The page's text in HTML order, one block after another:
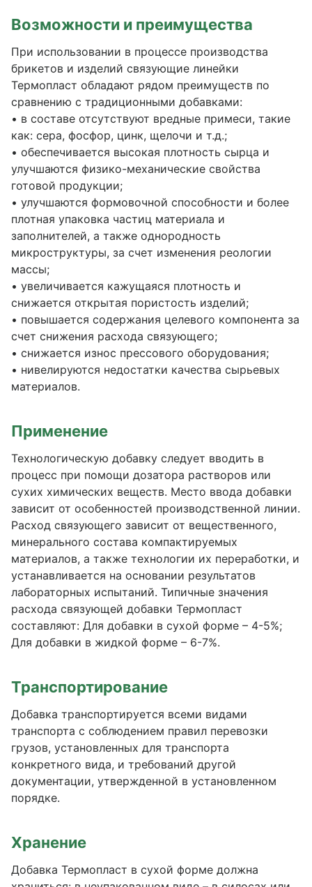
Возможности и преимущества
При использовании в процессе производства
брикетов и изделий связующие линейки
Термопласт обладают рядом преимуществ по
сравнению с традиционными добавками:
• в составе отсутствуют вредные примеси, такие
как: сера, фосфор, цинк, щелочи и т.д.;
• обеспечивается высокая плотность сырца и
улучшаются физико-механические свойства
готовой продукции;
• улучшаются формовочной способности и более
плотная упаковка частиц материала и
заполнителей, а также однородность
микроструктуры, за счет изменения реологии
массы;
• увеличивается кажущаяся плотность и
снижается открытая пористость изделий;
• повышается содержания целевого компонента за
счет снижения расхода связующего;
• снижается износ прессового оборудования;
• нивелируются недостатки качества сырьевых
материалов.
Применение
Технологическую добавку следует вводить в
процесс при помощи дозатора растворов или
сухих химических веществ. Место ввода добавки
зависит от особенностей производственной линии.
Расход связующего зависит от вещественного,
минерального состава компактируемых
материалов, а также технологии их переработки, и
устанавливается на основании результатов
лабораторных испытаний. Типичные значения
расхода связующей добавки Термопласт
составляют: Для добавки в сухой форме – 4-5%;
Для добавки в жидкой форме – 6-7%.
Транспортирование
Добавка транспортируется всеми видами
транспорта с соблюдением правил перевозки
грузов, установленных для транспорта
конкретного вида, и требований другой
документации, утвержденной в установленном
порядке.
Хранение
Добавка Термопласт в сухой форме должна